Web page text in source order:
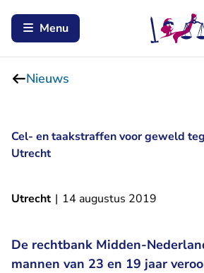
Menu
Nieuws
Cel- en taakstraffen voor geweld
Utrecht
Utrecht | 14 augustus 2019
De rechtbank Midden-
mannen van 23 en 19 jaar